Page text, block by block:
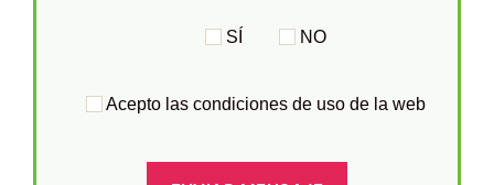
SÍ NO
Acepto las condiciones de uso de la web